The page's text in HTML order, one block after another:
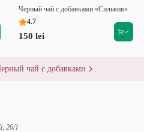
Черный чай с добавками «Сильвия»
4.7
150 lei
чай с добавками
26/1